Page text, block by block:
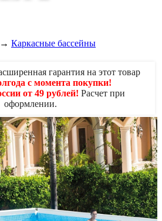
→ Каркасные бассейны
гарантия на этот товар
с момента покупки!
от 49 рублей! Расчет при
оформлении.